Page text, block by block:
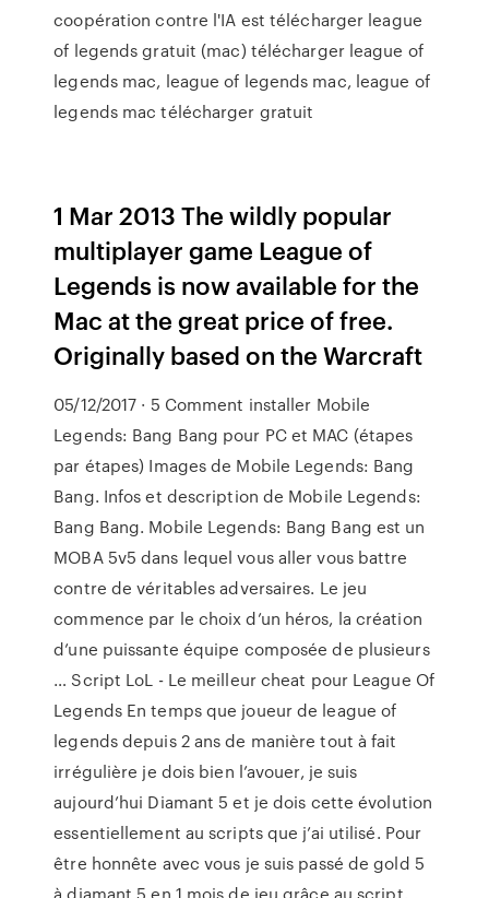
coopération contre l'IA est télécharger league
of legends gratuit (mac) télécharger league of
legends mac, league of legends mac, league of
legends mac télécharger gratuit
1 Mar 2013 The wildly popular
multiplayer game League of
Legends is now available for the
Mac at the great price of free.
Originally based on the Warcraft
05/12/2017 · 5 Comment installer Mobile
Legends: Bang Bang pour PC et MAC (étapes
par étapes) Images de Mobile Legends: Bang
Bang. Infos et description de Mobile Legends:
Bang Bang. Mobile Legends: Bang Bang est un
MOBA 5v5 dans lequel vous aller vous battre
contre de véritables adversaires. Le jeu
commence par le choix d’un héros, la création
d’une puissante équipe composée de plusieurs
… Script LoL - Le meilleur cheat pour League Of
Legends En temps que joueur de league of
legends depuis 2 ans de manière tout à fait
irrégulière je dois bien l’avouer, je suis
aujourd’hui Diamant 5 et je dois cette évolution
essentiellement au scripts que j’ai utilisé. Pour
être honnête avec vous je suis passé de gold 5
à diamant 5 en 1 mois de jeu grâce au script.